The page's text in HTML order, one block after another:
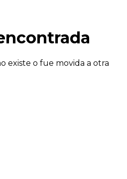
existe o fue movida a otra